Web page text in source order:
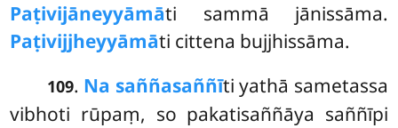
Paṭivijāneyyāmāti sammā jānissāma.
Paṭivijjheyyāmāti cittena bujjhissāma.
109. Na saññasaññīti yathā sametassa
vibhoti rūpaṃ, so pakatisaññāya saññīpi